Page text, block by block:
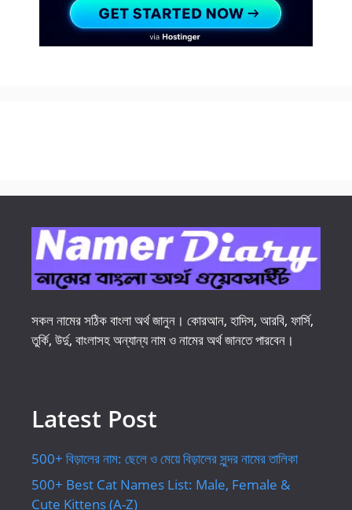
সকল নামের সঠিক বাংলা অর্থ জানুন। কোরআন, হাদিস, আরবি, ফার্সি,
তুর্কি, উর্দু, বাংলাসহ অন্যান্য নাম ও নামের অর্থ জানতে পারবেন।
Latest Post
500+ বিড়ালের নাম: ছেলে ও মেয়ে বিড়ালের সুন্দর নামের তালিকা
500+ Best Cat Names List: Male, Female &
Cute Kittens (A-Z)